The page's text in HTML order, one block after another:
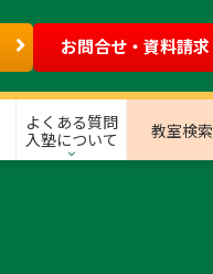
お問合せ・資料請求
よくある質問
入塾について
教室検索